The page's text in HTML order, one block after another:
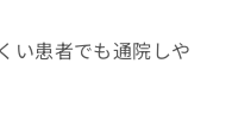
い患者でも通院しや